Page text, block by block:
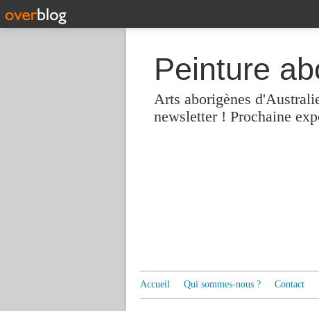
Peinture
Arts aborigènes
newsletter ! Prochaine
Accueil Qui sommes-nous ? Contact